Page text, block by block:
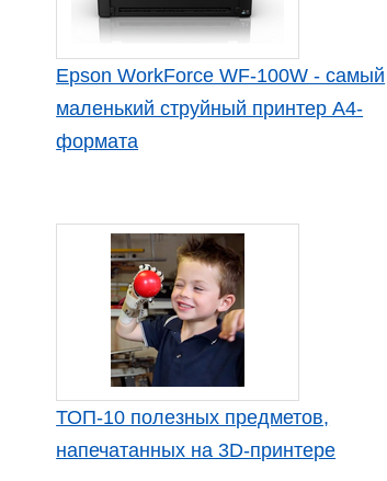
Epson WorkForce WF-100W - самый
маленький струйный принтер А4-
формата
ТОП-10 полезных предметов,
напечатанных на 3D-принтере